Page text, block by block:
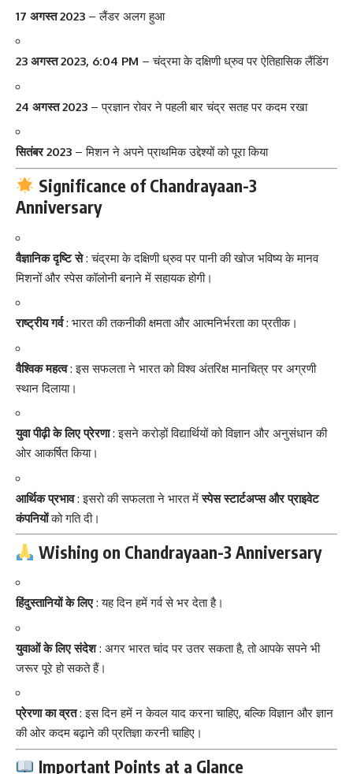
17 अगस्त 2023 – लैंडर अलग हुआ
23 अगस्त 2023, 6:04 PM – चंद्रमा के दक्षिणी ध्रुव पर ऐतिहासिक लैंडिंग
24 अगस्त 2023 – प्रज्ञान रोवर ने पहली बार चंद्र सतह पर कदम रखा
सितंबर 2023 – मिशन ने अपने प्राथमिक उद्देश्यों को पूरा किया
Significance of Chandrayaan-3
Anniversary
वैज्ञानिक दृष्टि से: चंद्रमा के दक्षिणी ध्रुव पर पानी की खोज भविष्य के मानव
मिशनों और स्पेस कॉलोनी बनाने में सहायक होगी।
राष्ट्रीय गर्व: भारत की तकनीकी क्षमता और आत्मनिर्भरता का प्रतीक।
वैश्विक महत्व: इस सफलता ने भारत को विश्व अंतरिक्ष मानचित्र पर अग्रणी
स्थान दिलाया।
युवा पीढ़ी के लिए प्रेरणा: इसने करोड़ों विद्यार्थियों को विज्ञान और अनुसंधान की
ओर आकर्षित किया।
आर्थिक प्रभाव: इसरो की सफलता ने भारत मेंस्पेस स्टार्टअप्स और प्राइवेट
कंपनियोंको गति दी।
Wishing on Chandrayaan-3 Anniversary
हिंदुस्तानियों के लिए: यह दिन हमें गर्व से भर देता है।
युवाओं के लिए संदेश: अगर भारत चांद पर उतर सकता है, तो आपके सपने भी
जरूर पूरे हो सकते हैं।
प्रेरणा का व्रत: इस दिन हमें न केवल याद करना चाहिए, बल्कि विज्ञान और ज्ञान
की ओर कदम बढ़ाने की प्रतिज्ञा करनी चाहिए।
Important Points at a Glance